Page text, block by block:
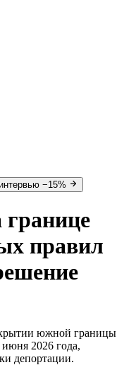
−15%
правил
южной границы
2026 года,
депортации.